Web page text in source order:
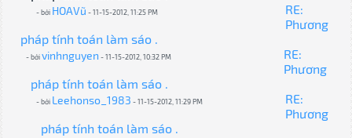
- bởi HOAVũ - 11-15-2012, 11:25 PM
RE:
Phương
pháp tính toán làm sáo .
- bởivinhnguyen - 11-15-2012, 10:32 PM
RE:
Phương
pháp tính toán làm sáo .
- bởi Leehonso_1983 - 11-15-2012, 11:29 PM
RE:
Phương
pháp tính toán làm sáo .